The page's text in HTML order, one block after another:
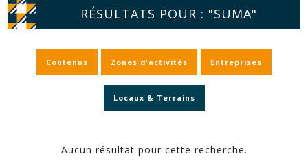
RÉSULTATS POUR : "SUMA"
Contenus Zones d'activités Entreprises
Locaux & Terrains
Aucun résultat pour cette recherche.